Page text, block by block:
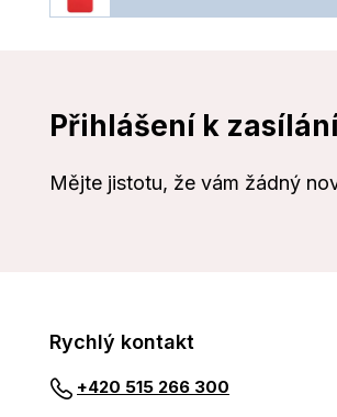
Přihlášení k
Mějte jistotu, že vám žádný
Rychlý kontakt
+420 515 266 300